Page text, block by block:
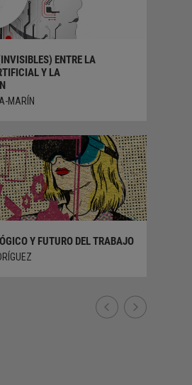
ENTRE LA
Y LA
MARÍN
Y FUTURO DEL TRABAJO